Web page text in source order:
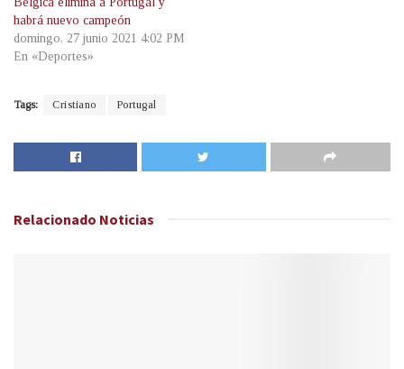
habrá nuevo campeón
domingo, 27 junio 2021 4:02 PM
En «Deportes»
Tags: Cristiano Portugal
Relacionado Noticias